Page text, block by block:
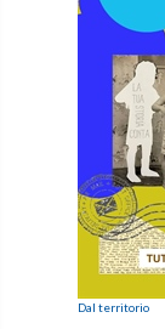
Dal territorio